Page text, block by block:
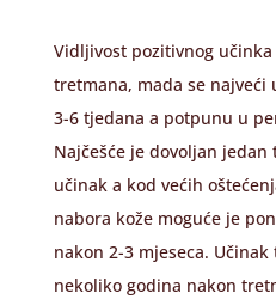
Vidljivost pozitivnog
tretmana, mada se
3-6 tjedana a potpunu u
Najčešće je dovoljan
učinak a kod većih
nabora kože moguće je
nakon 2-3 mjeseca.
nekoliko godina nakon